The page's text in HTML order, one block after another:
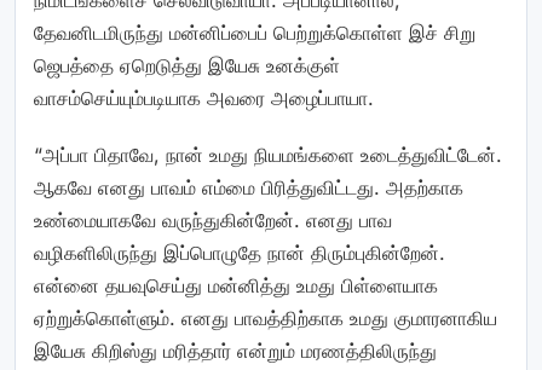
தேவனிடமிருந்து மன்னிப்பைப் பெற்றுக்கொள்ள இச் சிறு
ஜெபத்தை ஏறெடுத்து இயேசு உனக்குள்
வாசம்செய்யும்படியாக அவரை அழைப்பாயா.
“அப்பா பிதாவே, நான் உமது நியமங்களை உடைத்துவிட்டேன்.
ஆகவே எனது பாவம் எம்மை பிரித்துவிட்டது. அதற்காக
உண்மையாகவே வருந்துகின்றேன். எனது பாவ
வழிகளிலிருந்து இப்பொழுதே நான் திரும்புகின்றேன்.
என்னை தயவுசெய்து மன்னித்து உமது பிள்ளையாக
ஏற்றுக்கொள்ளும். எனது பாவத்திற்காக உமது குமாரனாகிய
இயேசு கிறிஸ்து மரித்தார் என்றும் மரணத்திலிருந்து